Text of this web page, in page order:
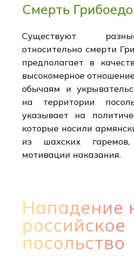
Смерть
Существуют
относительно смерти
предполагает в
высокомерное
обычаям и
на территории
указывает на
которые носили
из шахских
мотивации наказания.
Нападение
российское
посольство